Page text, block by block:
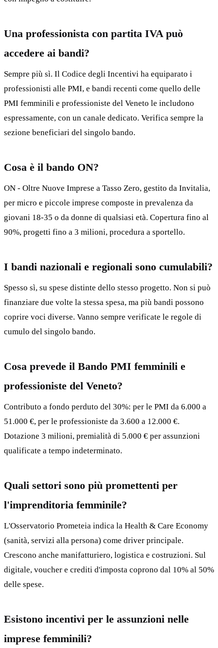
Una professionista con partita IVA può
accedere ai bandi?
Sempre più sì. Il Codice degli Incentivi ha equiparato i
professionisti alle PMI, e bandi recenti come quello delle
PMI femminili e professioniste del Veneto le includono
espressamente, con un canale dedicato. Verifica sempre la
sezione beneficiari del singolo bando.
Cosa è il bando ON?
ON - Oltre Nuove Imprese a Tasso Zero, gestito da Invitalia,
per micro e piccole imprese composte in prevalenza da
giovani 18-35 o da donne di qualsiasi età. Copertura fino al
90%, progetti fino a 3 milioni, procedura a sportello.
I bandi nazionali e regionali sono cumulabili?
Spesso sì, su spese distinte dello stesso progetto. Non si può
finanziare due volte la stessa spesa, ma più bandi possono
coprire voci diverse. Vanno sempre verificate le regole di
cumulo del singolo bando.
Cosa prevede il Bando PMI femminili e
professioniste del Veneto?
Contributo a fondo perduto del 30%: per le PMI da 6.000 a
51.000 €, per le professioniste da 3.600 a 12.000 €.
Dotazione 3 milioni, premialità di 5.000 € per assunzioni
qualificate a tempo indeterminato.
Quali settori sono più promettenti per
l'imprenditoria femminile?
L'Osservatorio Prometeia indica la Health & Care Economy
(sanità, servizi alla persona) come driver principale.
Crescono anche manifatturiero, logistica e costruzioni. Sul
digitale, voucher e crediti d'imposta coprono dal 10% al 50%
delle spese.
Esistono incentivi per le assunzioni nelle
imprese femminili?